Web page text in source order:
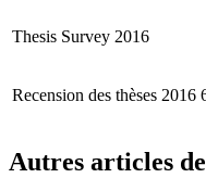
Thesis Survey 2016
Recension des thèses 2016
Autres articles